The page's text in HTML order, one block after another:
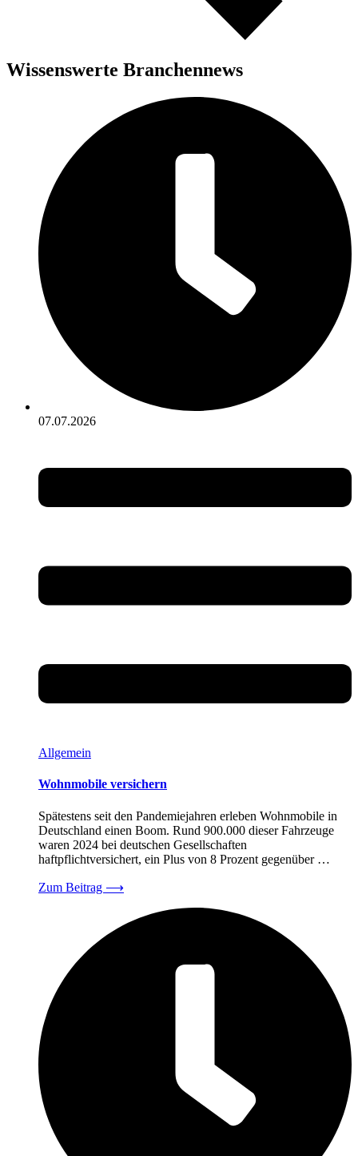
Wissenswerte Branchennews
07.07.2026
Allgemein
Wohnmobile versichern
Spätestens seit den Pandemiejahren erleben Wohnmobile in
Deutschland einen Boom. Rund 900.000 dieser Fahrzeuge
waren 2024 bei deutschen Gesellschaften
haftpflichtversichert, ein Plus von 8 Prozent gegenüber …
Zum Beitrag ⟶